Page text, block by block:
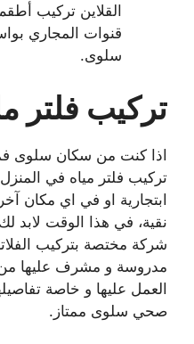
القلاين تركيب
قنوات المجاري
سلوى.
تركيب فلتر
اذا كنت من سكان سلوى
تركيب فلتر مياه في
ابتجارية او في اي مكان
نقية، في هذا الوقت لابد
شركة مختصة بتركيب
مدروسة و مشرف عليها
العمل عليها و خاصة
صحي سلوى ممتاز.